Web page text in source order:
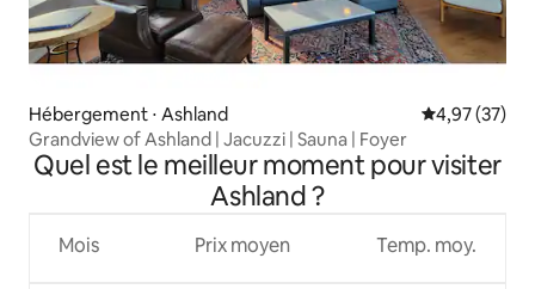
Hébergement ⋅ Ashland Évaluation
4,97 (37)
Grandview of Ashland | Jacuzzi | Sauna | Foyer
Quel est le meilleur moment pour visiter
Ashland ?
Mois Prix moyen Temp. moy.